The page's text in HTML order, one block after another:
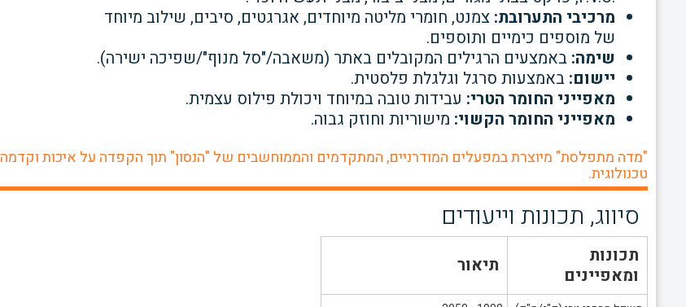
מרכיבי התערובת: צמנט, חומרי מליטה מיוחדים, אגרגטים, סיבים, שילוב מיוחד
של מוספים כימיים ותוספים.
שימה: באמצעים הרגילים המקובלים באתר (משאבה/"סל מנוף"/שפיכה ישירה).
יישום: באמצעות סרגל וגלגלת פלסטית.
מאפייני החומר הטרי: עבידות טובה במיוחד ויכולת פילוס עצמית.
מאפייני החומר הקשוי: מישוריות וחוזק גבוה.
"מדה מתפלסת" מיוצרת במפעלים המודרניים, המתקדמים והממוחשבים של "הנסון" תוך הקפדה על איכות וקדמה
טכנולוגית.
סיווג, תכונות וייעודים
תכונות
ומאפיינים
תיאור